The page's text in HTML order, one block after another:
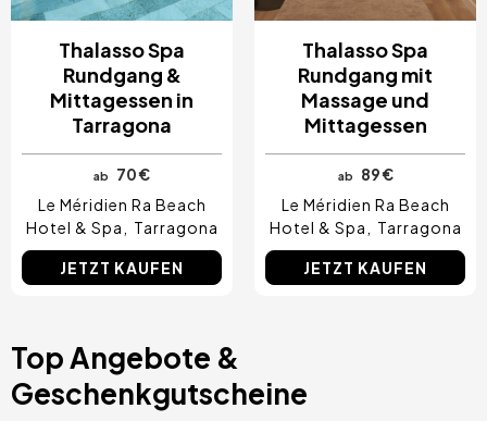
Thalasso Spa
Rundgang &
Mittagessen in
Tarragona
ab
70 €
Le Méridien Ra Beach
Hotel & Spa
Tarragona
JETZT KAUFEN
Thalasso Spa
Rundgang mit
Massage und
Mittagessen
ab
89 €
Le Méridien Ra Beach
Hotel & Spa
Tarragona
JETZT KAUFEN
Top Angebote &
Geschenkgutscheine